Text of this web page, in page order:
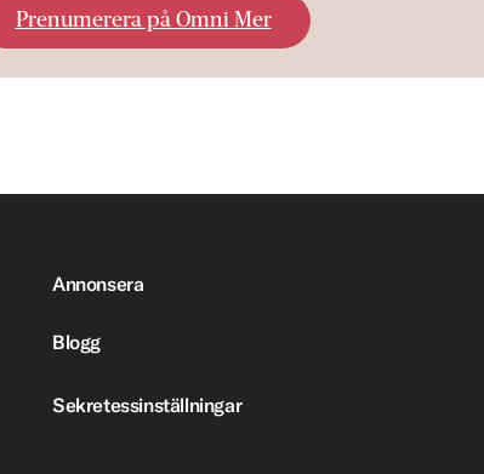
Prenumerera på Omni Mer
Annonsera
Blogg
Sekretessinställningar